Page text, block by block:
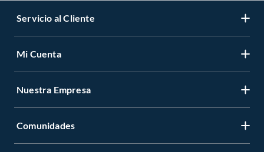
Servicio al Cliente
Mi Cuenta
Nuestra Empresa
Comunidades